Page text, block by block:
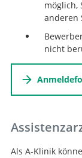
möglich,
anderen
nicht
Als A-Klinik